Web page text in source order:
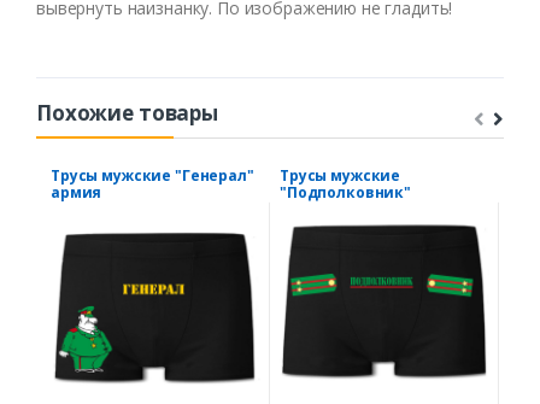
вывернуть наизнанку. По изображению не гладить!
Похожие товары
Трусы мужские "Генерал"
армия
Трусы мужские
"Подполковник"